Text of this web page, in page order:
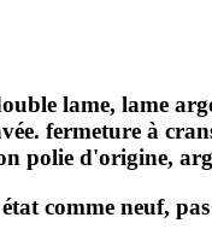
lame, lame
fermeture à
polie d'origine,
comme neuf,